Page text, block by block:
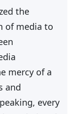
the
of media to
mercy of a
and
every